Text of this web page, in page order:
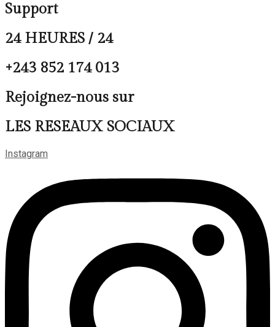
Support
24 HEURES / 24
+243 852 174 013
Rejoignez-nous sur
LES RESEAUX SOCIAUX
Instagram